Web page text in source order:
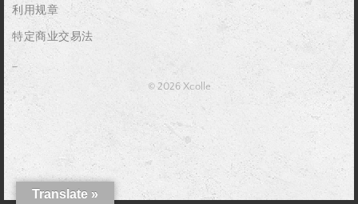
利用规章
特定商业交易法
© 2026 Xcolle
Translate »